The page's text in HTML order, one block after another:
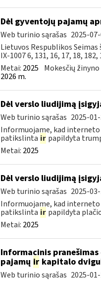
Dėl gyventojų pajamų
Web turinio sąrašas 2025-
Lietuvos Respublikos
IX-1007 6, 131, 16, 17, 18, 182,
Metai: 2025 Mokesčių
2026 m.
Dėl verslo liudijimą
Web turinio sąrašas 2025-
Informuojame, kad
patikslinta ir papildyta
Metai: 2025
Dėl verslo liudijimą
Web turinio sąrašas 2025-
Informuojame, kad
patikslinta ir papildyta
Metai: 2025
Informacinis
pajamų irkapitalo
Web turinio sąrašas 2025-